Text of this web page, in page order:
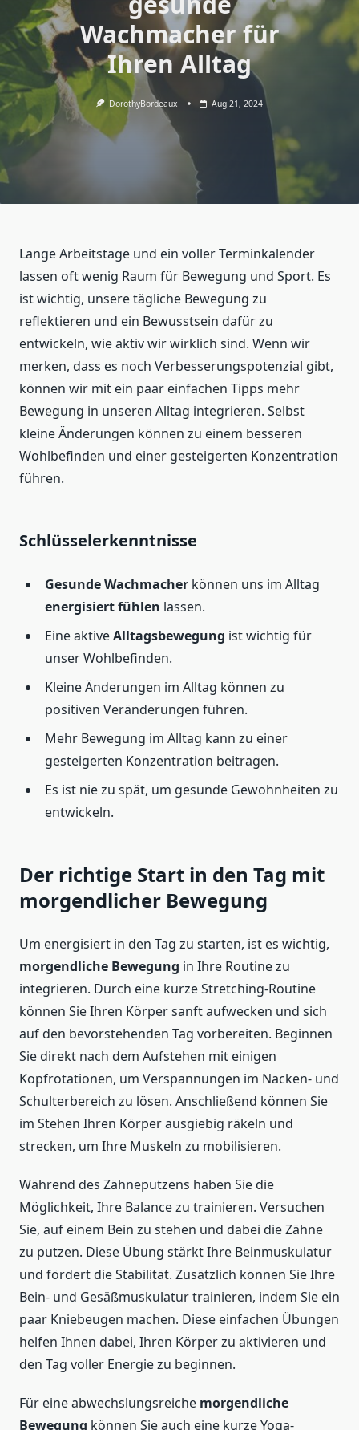
Wachmacher für
Ihren Alltag
DorothyBordeaux Aug 21, 2024
Lange Arbeitstage und ein voller Terminkalender
lassen oft wenig Raum für Bewegung und Sport. Es
ist wichtig, unsere tägliche Bewegung zu
reflektieren und ein Bewusstsein dafür zu
entwickeln, wie aktiv wir wirklich sind. Wenn wir
merken, dass es noch Verbesserungspotenzial gibt,
können wir mit ein paar einfachen Tipps mehr
Bewegung in unseren Alltag integrieren. Selbst
kleine Änderungen können zu einem besseren
Wohlbefinden und einer gesteigerten Konzentration
führen.
Schlüsselerkenntnisse
Gesunde Wachmacher können uns im Alltag
energisiert fühlen lassen.
Eine aktiveAlltagsbewegung ist wichtig für
unser Wohlbefinden.
Kleine Änderungen im Alltag können zu
positiven Veränderungen führen.
Mehr Bewegung im Alltag kann zu einer
gesteigerten Konzentration beitragen.
Es ist nie zu spät, um gesunde Gewohnheiten zu
entwickeln.
Der richtige Start in den Tag mit
morgendlicher Bewegung
Um energisiert in den Tag zu starten, ist es wichtig,
morgendliche Bewegung in Ihre Routine zu
integrieren. Durch eine kurze Stretching-Routine
können Sie Ihren Körper sanft aufwecken und sich
auf den bevorstehenden Tag vorbereiten. Beginnen
Sie direkt nach dem Aufstehen mit einigen
Kopfrotationen, um Verspannungen im Nacken- und
Schulterbereich zu lösen. Anschließend können Sie
im Stehen Ihren Körper ausgiebig räkeln und
strecken, um Ihre Muskeln zu mobilisieren.
Während des Zähneputzens haben Sie die
Möglichkeit, Ihre Balance zu trainieren. Versuchen
Sie, auf einem Bein zu stehen und dabei die Zähne
zu putzen. Diese Übung stärkt Ihre Beinmuskulatur
und fördert die Stabilität. Zusätzlich können Sie Ihre
Bein- und Gesäßmuskulatur trainieren, indem Sie ein
paar Kniebeugen machen. Diese einfachen Übungen
helfen Ihnen dabei, Ihren Körper zu aktivieren und
den Tag voller Energie zu beginnen.
Für eine abwechslungsreiche morgendliche
Bewegung können Sie auch eine kurze Yoga-